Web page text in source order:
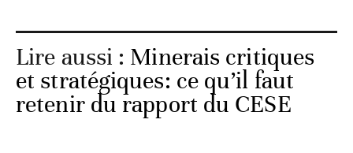
Lire aussi : Minerais critiques
et stratégiques: ce qu’il faut
retenir du rapport du CESE